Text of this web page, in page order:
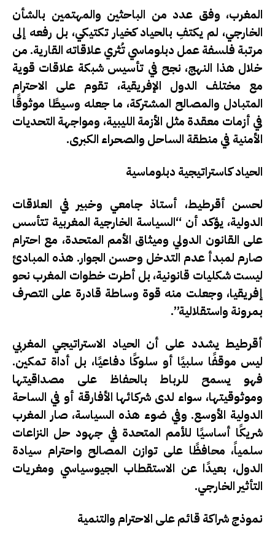
المغرب، وفق عدد من الباحثين والمهتمين بالشأن
الخارجي، لم يكتفِ بالحياد كخيار تكتيكي، بل رفعه إلى
مرتبة فلسفة عمل دبلوماسي تُثري علاقاته القارية. من
خلال هذا النهج، نجح في تأسيس شبكة علاقات قوية
مع مختلف الدول الإفريقية، تقوم على الاحترام
المتبادل والمصالح المشتركة، ما جعله وسيطًا موثوقًا
في أزمات معقدة مثل الأزمة الليبية، ومواجهة التحديات
الأمنية في منطقة الساحل والصحراء الكبرى.
الحياد كاستراتيجية دبلوماسية
لحسن أقرطيط، أستاذ جامعي وخبير في العلاقات
الدولية، يؤكد أن “السياسة الخارجية المغربية تتأسس
على القانون الدولي وميثاق الأمم المتحدة، مع احترام
صارم لمبدأ عدم التدخل وحسن الجوار. هذه المبادئ
ليست شكليات قانونية، بل أطرت خطوات المغرب نحو
إفريقيا، وجعلت منه قوة وساطة قادرة على التصرف
بمرونة واستقلالية”.
أقرطيط يشدد على أن الحياد الاستراتيجي المغربي
ليس موقفًا سلبيًا أو سلوكًا دفاعيًا، بل أداة تمكين.
فهو يسمح للرباط بالحفاظ على مصداقيتها
وموثوقيتها، سواء لدى شركائها الأفارقة أو في الساحة
الدولية الأوسع. وفي ضوء هذه السياسة، صار المغرب
شريكًا أساسيًا للأمم المتحدة في جهود حل النزاعات
سلمياً، محافظًا على توازن المصالح واحترام سيادة
الدول، بعيدًا عن الاستقطاب الجيوسياسي ومغريات
التأثير الخارجي.
نموذج شراكة قائم على الاحترام والتنمية